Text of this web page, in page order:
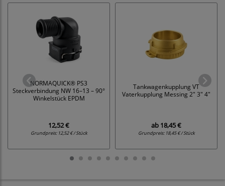
NORMAQUICK® PS3
Steckverbindung NW 16–13 – 90°
Winkelstück EPDM
12,52 €
Grundpreis: 12,52 € / Stück
Tankwagenkupplung VT
Vaterkupplung Messing 2" 3" 4"
ab 18,45 €
Grundpreis: 18,45 € / Stück